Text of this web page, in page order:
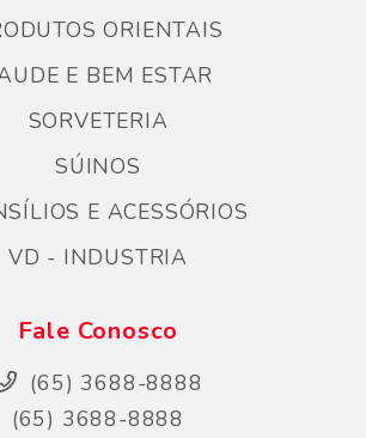
ORIENTAIS
E BEM ESTAR
SORVETERIA
SÚINOS
E ACESSÓRIOS
VD - INDUSTRIA
Fale Conosco
(65) 3688-8888
(65) 3688-8888